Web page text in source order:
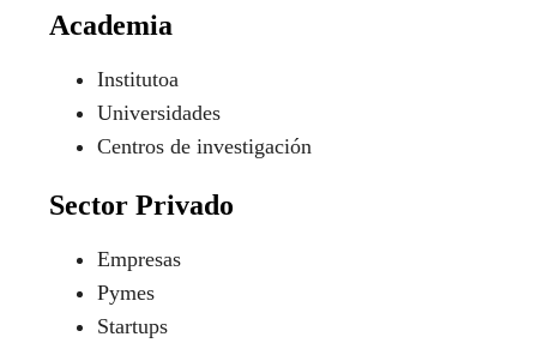
Academia
Institutoa
Universidades
Centros de investigación
Sector Privado
Empresas
Pymes
Startups